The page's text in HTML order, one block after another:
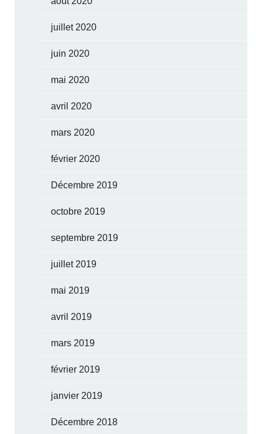
juillet 2020
juin 2020
mai 2020
avril 2020
mars 2020
février 2020
Décembre 2019
octobre 2019
septembre 2019
juillet 2019
mai 2019
avril 2019
mars 2019
février 2019
janvier 2019
Décembre 2018